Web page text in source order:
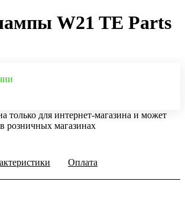
W21 TE Parts
только для интернет-магазина и может
розничных магазинах
Оплата